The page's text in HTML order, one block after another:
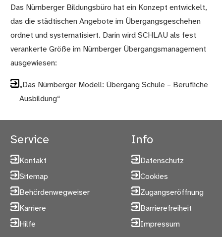
Das Nürnberger Bildungsbüro hat ein Konzept entwickelt,
das die städtischen Angebote im Übergangsgeschehen
ordnet und systematisiert. Darin wird SCHLAU als fest
verankerte Größe im Nürnberger Übergangsmanagement
ausgewiesen:
„Das Nürnberger Modell: Übergang Schule – Berufliche
Ausbildung“
Service
Kontakt
Sitemap
Behördenwegweiser
Karriere
Hilfe
Info
Datenschutz
Cookies
Zugangseröffnung
Barrierefreiheit
Impressum